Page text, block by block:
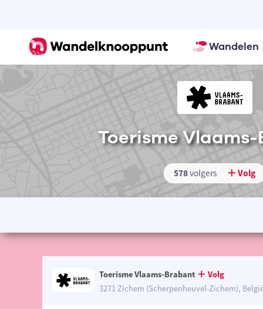
Wandelen
Toerisme
578volgers Volg
Toerisme Vlaams-Brabant
Volg
3271 Zichem (Scherpenheuvel-Zichem),